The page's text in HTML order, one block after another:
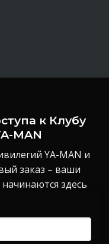
к Клубу
MAN
YA-MAN и
заказ – ваши
здесь